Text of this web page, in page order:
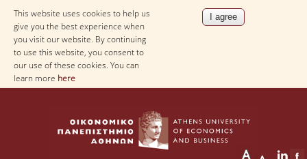
This website uses cookies to help us
give you the best experience when
you visit our website. By continuing
to use this website, you consent to
our use of these cookies. You can
learn more here